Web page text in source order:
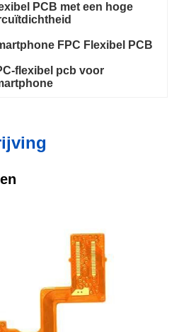
PCB met een hoge
FPC Flexibel PCB
flexibel pcb voor